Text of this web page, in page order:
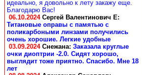
идеально, я довольно к лету закажу еще.
Благодарю Вас!
06.10.2024 Сергей Валентинович Е:
Титановые оправы с памятью с
поликарбоными линзами получились
очень хорошие. Легкие удобные
03.09.2024 Снежана: Заказала круглые
очки диоптрии -2.0. Сидят хорошо,
выглядит тоже приятно. Спасибо. Мне 18
лет